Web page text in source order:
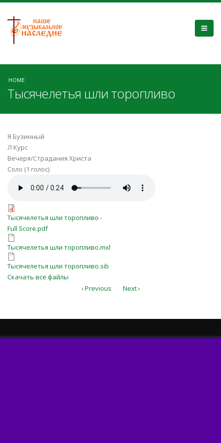
HOME
Тысячелетья шли торопливо
Я Бузинный
Л Курс
Вечеря/Страдания Христа
Соло (1 голос)
Тысячелетья шли
торопливо.mp3
Тысячелетья шли торопливо -
Full Score.pdf
Тысячелетья шли торопливо -
Full Score.pdf
Тысячелетья шли торопливо.mxl
Тысячелетья шли торопливо.mxl
Тысячелетья шли торопливо.sib
Тысячелетья шли торопливо.sib
Скачать все файлы
‹ Previous
Next ›